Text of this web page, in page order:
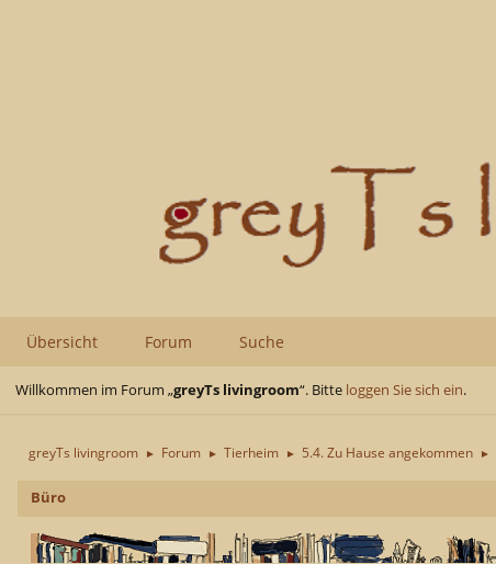
Übersicht Forum Suche
Willkommen im Forum „greyTs livingroom“. Bitte loggen Sie sich ein.
greyTs livingroom ► Forum ► Tierheim ► 5.4. Zu Hause angekommen ►
Büro